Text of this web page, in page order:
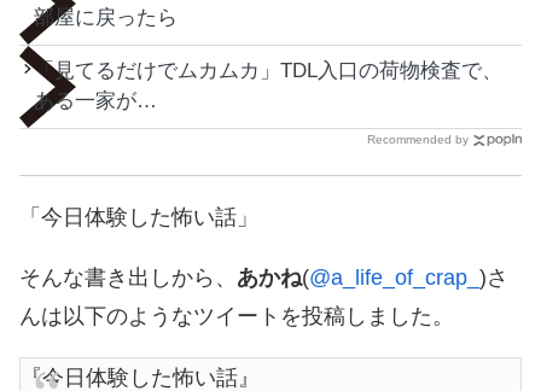
部屋に戻ったら
「見てるだけでムカムカ」TDL入口の荷物検査で、
ある一家が…
Recommended by
「今日体験した怖い話」
そんな書き出しから、 あかね(@a_life_of_crap_ )さ
んは以下のようなツイートを投稿しました。
『今日体験した怖い話』